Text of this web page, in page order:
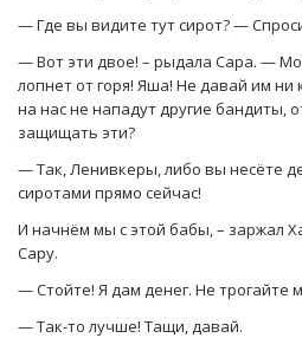
— Где вы видите тут сирот? —
— Вот эти двое! – рыдала Сара. —
лопнет от горя! Яша! Не давай им ни
на нас не нападут другие бандиты,
защищать эти?
— Так, Ленивкеры, либо вы несёте
сиротами прямо сейчас!
И начнём мы с этой бабы, – заржал
Сару.
— Стойте! Я дам денег. Не трогайте
— Так-то лучше! Тащи, давай.